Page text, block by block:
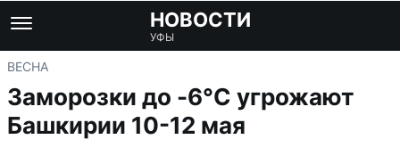
НОВОСТИ
УФЫ
ВЕСНА
Заморозки до -6°С угрожают
Башкирии 10-12 мая